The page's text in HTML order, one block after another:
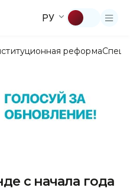
РУ
реформа
с начала года